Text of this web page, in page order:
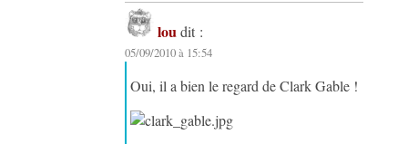
lou dit :
05/09/2010 à 15:54
Oui, il a bien le regard de Clark Gable !